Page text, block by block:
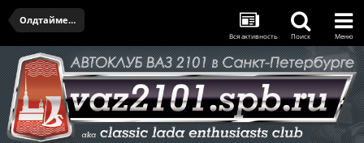
Олдтаймер-галерея и открытие сезона - 11.04.2026
Вся активность Поиск Меню